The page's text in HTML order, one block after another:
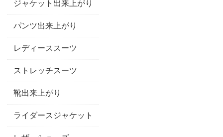
ジャケット出来上がり
パンツ出来上がり
レディーススーツ
ストレッチスーツ
靴出来上がり
ライダースジャケット